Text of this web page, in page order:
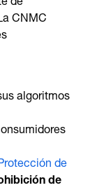
de
CNMC
algoritmos
de
de